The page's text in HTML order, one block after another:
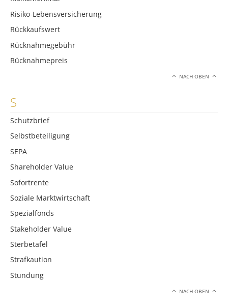
Risiko-Lebensversicherung
Rückkaufswert
Rücknahmegebühr
Rücknahmepreis
NACH OBEN
S
Schutzbrief
Selbstbeteiligung
SEPA
Shareholder Value
Sofortrente
Soziale Marktwirtschaft
Spezialfonds
Stakeholder Value
Sterbetafel
Strafkaution
Stundung
NACH OBEN